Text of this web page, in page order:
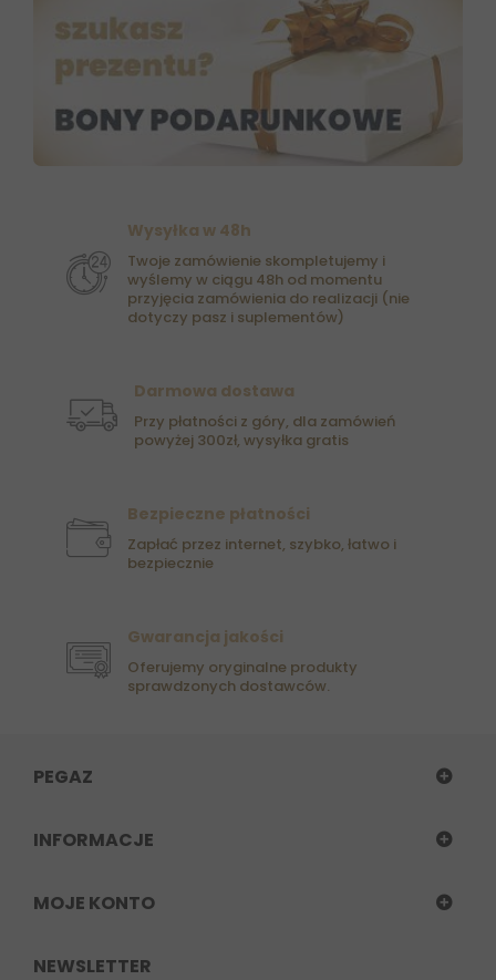
Wysyłka w 48h
Twoje zamówienie skompletujemy i
wyślemy w ciągu 48h od momentu
przyjęcia zamówienia do realizacji (nie
dotyczy pasz i suplementów)
Darmowa dostawa
Przy płatności z góry, dla zamówień
powyżej 300zł, wysyłka gratis
Bezpieczne płatności
Zapłać przez internet, szybko, łatwo i
bezpiecznie
Gwarancja jakości
Oferujemy oryginalne produkty
sprawdzonych dostawców.
PEGAZ
INFORMACJE
MOJE KONTO
NEWSLETTER